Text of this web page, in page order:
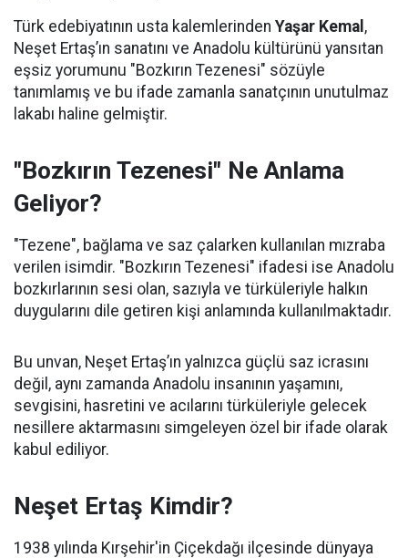
Türk edebiyatının usta kalemlerinden Yaşar Kemal ,
Neşet Ertaş’ın sanatını ve Anadolu kültürünü yansıtan
eşsiz yorumunu "Bozkırın Tezenesi" sözüyle
tanımlamış ve bu ifade zamanla sanatçının unutulmaz
lakabı haline gelmiştir.
"Bozkırın Tezenesi" Ne Anlama
Geliyor?
"Tezene", bağlama ve saz çalarken kullanılan mızraba
verilen isimdir. "Bozkırın Tezenesi" ifadesi ise Anadolu
bozkırlarının sesi olan, sazıyla ve türküleriyle halkın
duygularını dile getiren kişi anlamında kullanılmaktadır.
Bu unvan, Neşet Ertaş’ın yalnızca güçlü saz icrasını
değil, aynı zamanda Anadolu insanının yaşamını,
sevgisini, hasretini ve acılarını türküleriyle gelecek
nesillere aktarmasını simgeleyen özel bir ifade olarak
kabul ediliyor.
Neşet Ertaş Kimdir?
1938 yılında Kırşehir'in Çiçekdağı ilçesinde dünyaya